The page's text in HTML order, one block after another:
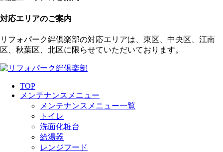
対応エリアのご案内
リフォパーク絆倶楽部の対応エリアは、東区、中央区、江南
区、秋葉区、北区に限らせていただいております。
TOP
メンテナンスメニュー
メンテナンスメニュー一覧
トイレ
洗面化粧台
給湯器
レンジフード